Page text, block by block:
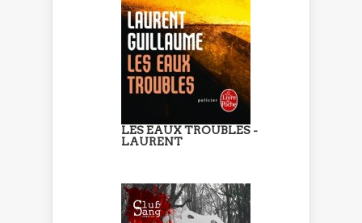
LES EAUX TROUBLES -
LAURENT